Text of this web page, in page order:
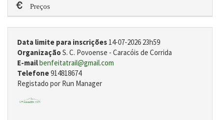
Preços
Data limite para inscrições 14-07-2026 23h59
OrganizaçãoS. C. Povoense - Caracóis de Corrida
E-mailbenfeitatrail@gmail.com
Telefone914818674
Registado por Run Manager